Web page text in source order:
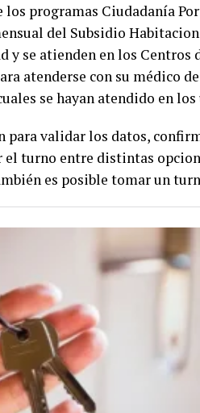
los programas Ciudadanía
del Subsidio
y se atienden en los Centros
atenderse con su médico
se hayan atendido en
validar los datos,
turno entre distintas
es posible tomar un